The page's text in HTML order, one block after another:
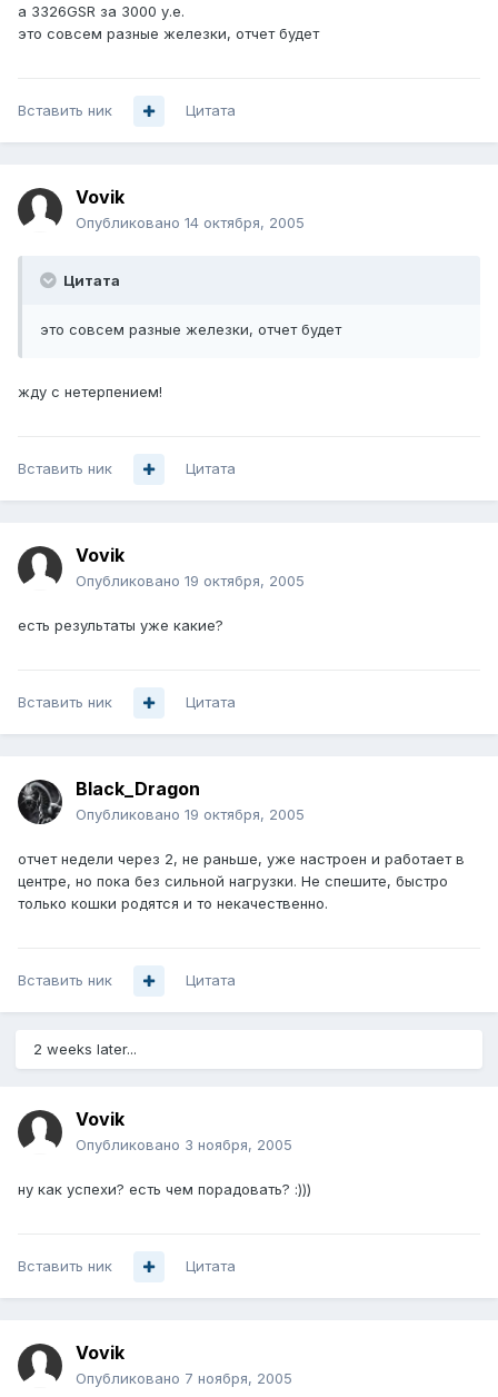
а 3326GSR за 3000 у.е.
это совсем разные железки, отчет будет
Вставить ник Цитата
Vovik
Опубликовано 14 октября, 2005
Цитата
это совсем разные железки, отчет будет
жду с нетерпением!
Вставить ник Цитата
Vovik
Опубликовано 19 октября, 2005
есть результаты уже какие?
Вставить ник Цитата
Black_Dragon
Опубликовано 19 октября, 2005
отчет недели через 2, не раньше, уже настроен и работает в
центре, но пока без сильной нагрузки. Не спешите, быстро
только кошки родятся и то некачественно.
Вставить ник Цитата
2 weeks later...
Vovik
Опубликовано 3 ноября, 2005
ну как успехи? есть чем порадовать? :)))
Вставить ник Цитата
Vovik
Опубликовано 7 ноября, 2005